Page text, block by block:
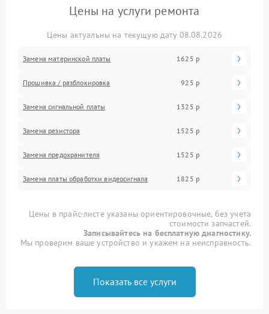
Цены на услуги ремонта
Цены актуальны на текущую дату 08.08.2026
Замена материнской платы 1625 р
Прошивка / разблокировка 925 р
Замена сигнальной платы 1325 р
Замена резистора 1525 р
Замена предохранителя 1525 р
Замена платы обработки видеосигнала 1825 р
Цены в прайс-листе указаны ориентировочные, без учета
стоимости запчастей.
Записывайтесь на бесплатную диагностику.
Мы проверим ваше устройство и укажем на неисправность.
Показать все услуги